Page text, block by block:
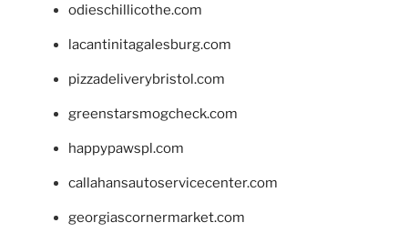
odieschillicothe.com
lacantinitagalesburg.com
pizzadeliverybristol.com
greenstarsmogcheck.com
happypawspl.com
callahansautoservicecenter.com
georgiascornermarket.com